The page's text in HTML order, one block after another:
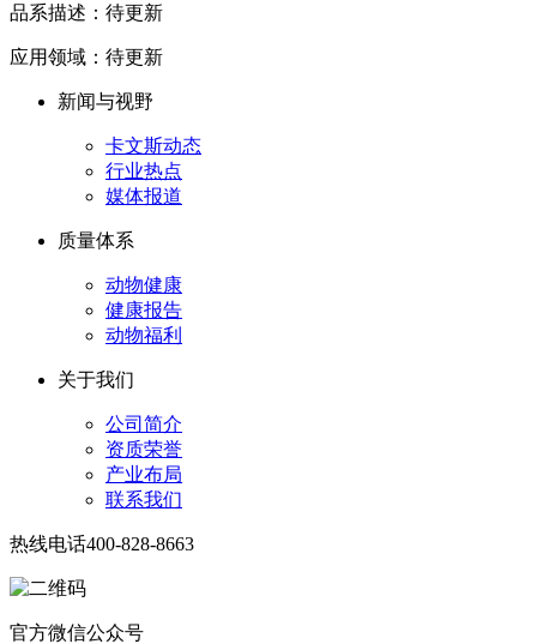
品系描述：待更新
应用领域：待更新
新闻与视野
卡文斯动态
行业热点
媒体报道
质量体系
动物健康
健康报告
动物福利
关于我们
公司简介
资质荣誉
产业布局
联系我们
热线电话400-828-8663
官方微信公众号